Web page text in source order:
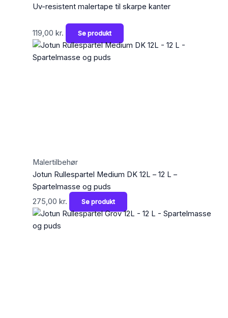
Uv-resistent malertape til skarpe kanter
119,00 kr. Se produkt
Malertilbehør
Jotun Rullespartel Medium DK 12L – 12 L –
Spartelmasse og puds
275,00 kr. Se produkt